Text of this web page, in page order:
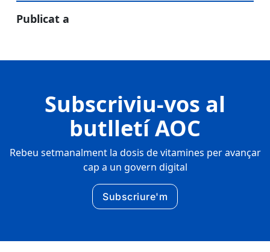
Publicat a
Subscriviu-vos al
butlletí AOC
Rebeu setmanalment la dosis de vitamines per avançar
cap a un govern digital
Subscriure'm